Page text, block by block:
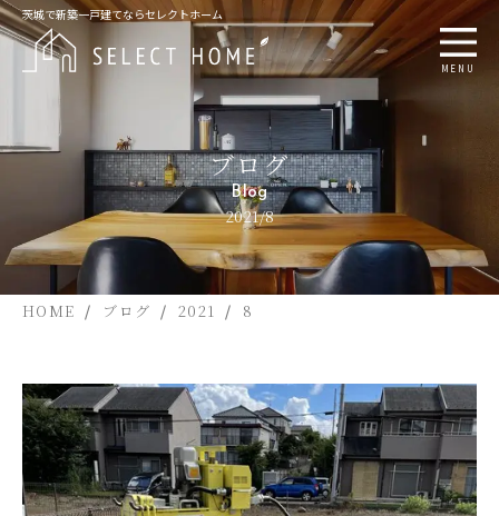
茨城で新築一戸建てならセレクトホーム
MENU
ブログ
Blog
2021/8
HOME ブログ 2021 8